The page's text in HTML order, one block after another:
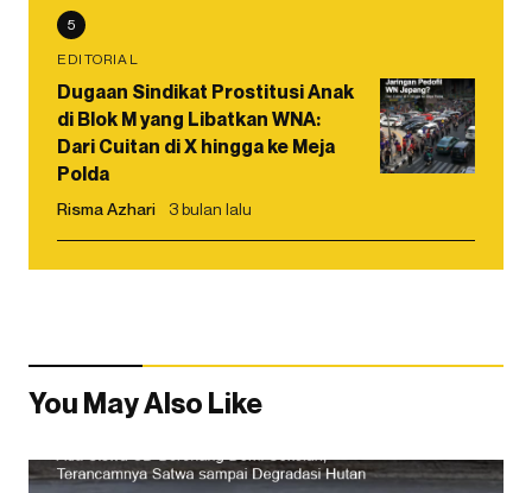
5
EDITORIAL
Dugaan Sindikat Prostitusi Anak
di Blok M yang Libatkan WNA:
Dari Cuitan di X hingga ke Meja
Polda
Risma Azhari 3 bulan lalu
You May Also Like